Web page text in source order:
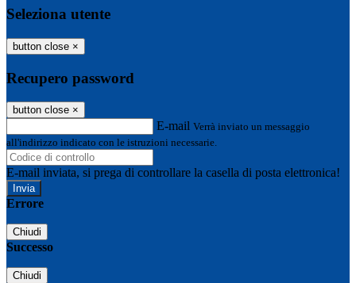
Seleziona utente
button close ×
Recupero password
button close ×
E-mail Verrà inviato un messaggio
all'indirizzo indicato con le istruzioni necessarie.
E-mail inviata, si prega di controllare la casella di posta elettronica!
Errore
Chiudi
Successo
Chiudi